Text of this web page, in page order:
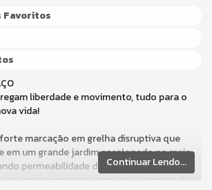
Favoritos
liberdade e movimento, tudo para o
vida!
marcação em grelha disruptiva que
em um grande jardim escalonado no meio
permeabilidade de nascente a poente.
dois pavimentos com áreas comuns de
Continuar Lendo...